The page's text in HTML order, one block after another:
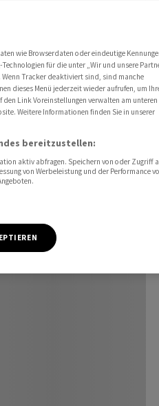
wie Browserdaten oder eindeutige
für die unter „Wir und unsere
Tracker deaktiviert sind, sind manche
dieses Menü jederzeit wieder aufrufen, um
Link Voreinstellungen verwalten am unteren
Weitere Informationen finden Sie in unserer
bereitzustellen:
aktiv abfragen. Speichern von oder Zugriff
von Werbeleistung und der Performance